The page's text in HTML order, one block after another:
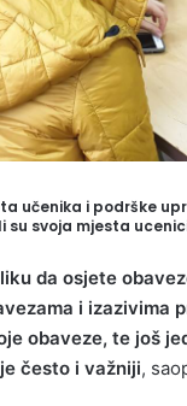
učenika i podrške
svoja mjesta
da osjete
i izazivima
obaveze, te još
često i važniji,